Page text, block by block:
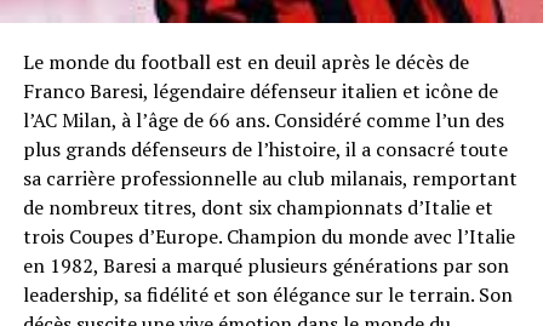
Le monde du football est en deuil après le décès de
Franco Baresi, légendaire défenseur italien et icône de
l’AC Milan, à l’âge de 66 ans. Considéré comme l’un des
plus grands défenseurs de l’histoire, il a consacré toute
sa carrière professionnelle au club milanais, remportant
de nombreux titres, dont six championnats d’Italie et
trois Coupes d’Europe. Champion du monde avec l’Italie
en 1982, Baresi a marqué plusieurs générations par son
leadership, sa fidélité et son élégance sur le terrain. Son